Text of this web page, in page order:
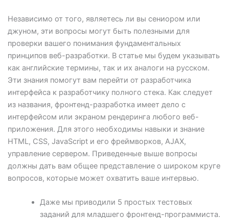
Независимо от того, являетесь ли вы сениором или
джуном, эти вопросы могут быть полезными для
проверки вашего понимания фундаментальных
принципов веб-разработки. В статье мы будем указывать
как английские термины, так и их аналоги на русском.
Эти знания помогут вам перейти от разработчика
интерфейса к разработчику полного стека. Как следует
из названия, фронтенд-разработка имеет дело с
интерфейсом или экраном рендеринга любого веб-
приложения. Для этого необходимы навыки и знание
HTML, CSS, JavaScript и его фреймворков, AJAX,
управление сервером. Приведенные выше вопросы
должны дать вам общее представление о широком круге
вопросов, которые может охватить ваше интервью.
Даже мы приводили 5 простых тестовых
заданий для младшего фронтенд-программиста.